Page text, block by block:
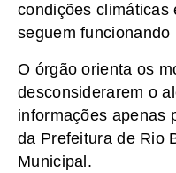
condições climáticas
seguem
O órgão orienta os
desconsiderarem o
informações apenas
da Prefeitura de Rio
Municipal.